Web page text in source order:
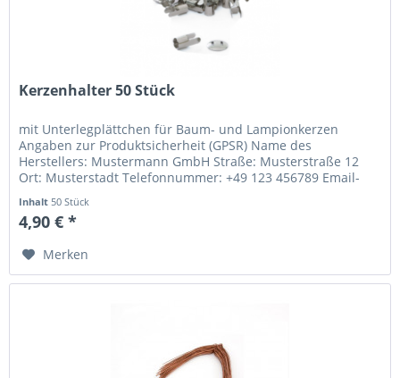
Kerzenhalter 50 Stück
mit Unterlegplättchen für Baum- und Lampionkerzen
Angaben zur Produktsicherheit (GPSR) Name des
Herstellers: Mustermann GmbH Straße: Musterstraße 12
Ort: Musterstadt Telefonnummer: +49 123 456789 Email-
Inhalt50 Stück
4,90 € *
Merken